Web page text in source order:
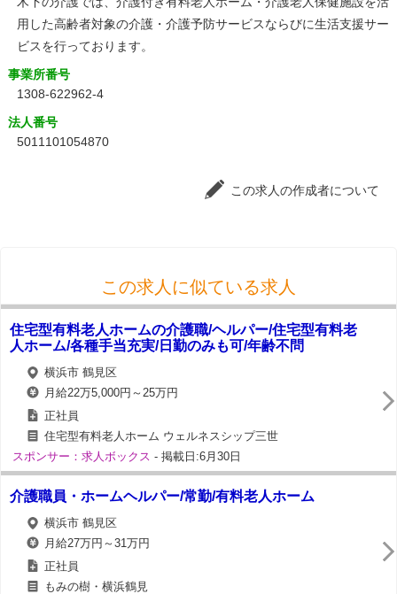
用した高齢者対象の介護・介護予防サービスならびに生活支援サー
ビスを行っております。
事業所番号
1308-622962-4
法人番号
5011101054870
この求人の作成者について
この求人に似ている求人
住宅型有料老人ホームの介護職/ヘルパー/住宅型有料老
人ホーム/各種手当充実/日勤のみも可/年齢不問
横浜市 鶴見区
月給22万5,000円～25万円
正社員
住宅型有料老人ホーム ウェルネスシップ三世
スポンサー：求人ボックス - 掲載日:6月30日
介護職員・ホームヘルパー/常勤/有料老人ホーム
横浜市 鶴見区
月給27万円～31万円
正社員
もみの樹・横浜鶴見